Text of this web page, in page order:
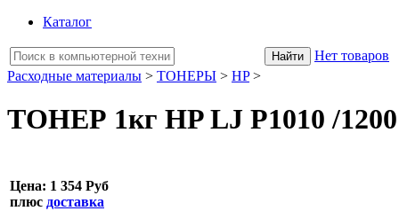
Каталог
Нет товаров
Расходные материалы > ТОНЕРЫ > HP>
ТОНЕР 1кг HP LJ P1010 /
Цена: 1 354 Руб
плюс доставка